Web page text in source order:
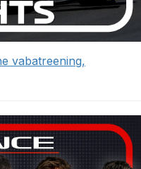
vabatreening,